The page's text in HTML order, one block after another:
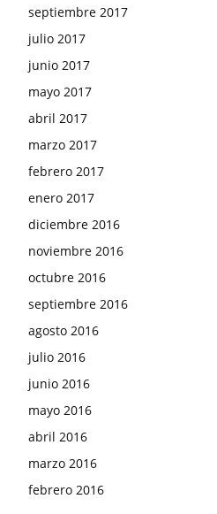
septiembre 2017
julio 2017
junio 2017
mayo 2017
abril 2017
marzo 2017
febrero 2017
enero 2017
diciembre 2016
noviembre 2016
octubre 2016
septiembre 2016
agosto 2016
julio 2016
junio 2016
mayo 2016
abril 2016
marzo 2016
febrero 2016